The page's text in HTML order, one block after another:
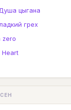
Душа цыгана
грех
zero
Heart